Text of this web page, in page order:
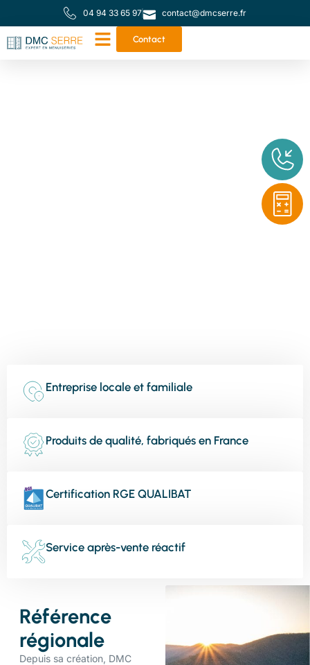
04 94 33 65 97 contact@dmcserre.fr
Contact
Votre partenaire de
proximité pour toutes
Entreprise locale et familiale
Produits de qualité, fabriqués en France
Certification RGE QUALIBAT
Service après-vente réactif
Référence
régionale
Depuis sa création, DMC